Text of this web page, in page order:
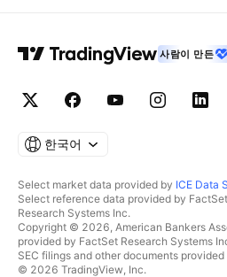
사람이 만든
한국어
Select market data provided by ICE Data
Select reference data provided by
Research Systems Inc.
Copyright © 2026, American Bankers
provided by FactSet Research Systems
SEC filings and other documents provided
© 2026 TradingView, Inc.